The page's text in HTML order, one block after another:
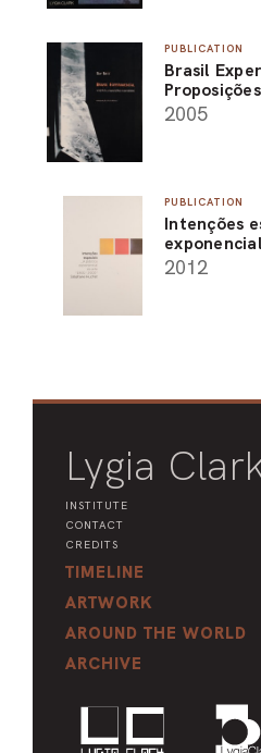
PUBLICATION
Brasil
2005
PUBLICATION
Intenções
2012
Lygia
INSTITUTE
CONTACT
CREDITS
TIMELINE
ARTWORK
AROUND THE WORLD
ARCHIVE